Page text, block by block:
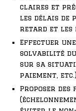
claires et
les délais de
retard et les
Effectuer
solvabilité
sur sa
paiement,
Proposer